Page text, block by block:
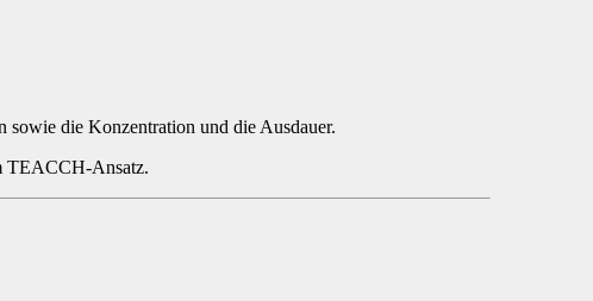
die Konzentration und die Ausdauer.
TEACCH-Ansatz.